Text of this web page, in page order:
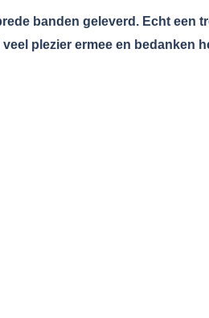
banden geleverd. Echt een
plezier ermee en bedanken